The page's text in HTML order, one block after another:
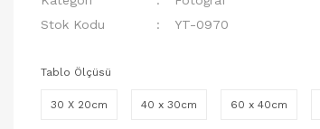
Stok Kodu
YT-0970
Tablo Ölçüsü
30 X 20cm 40 x 30cm 60 x 40cm